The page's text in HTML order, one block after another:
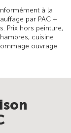
à la
par PAC +
Prix hors peinture,
cuisine
ouvrage.